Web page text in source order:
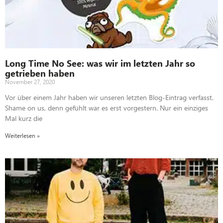
Long Time No See: was wir im letzten Jahr so
getrieben haben
November 27, 2020
Vor über einem Jahr haben wir unseren letzten Blog-Eintrag verfasst.
Shame on us, denn gefühlt war es erst vorgestern. Nur ein einziges
Mal kurz die
Weiterlesen »